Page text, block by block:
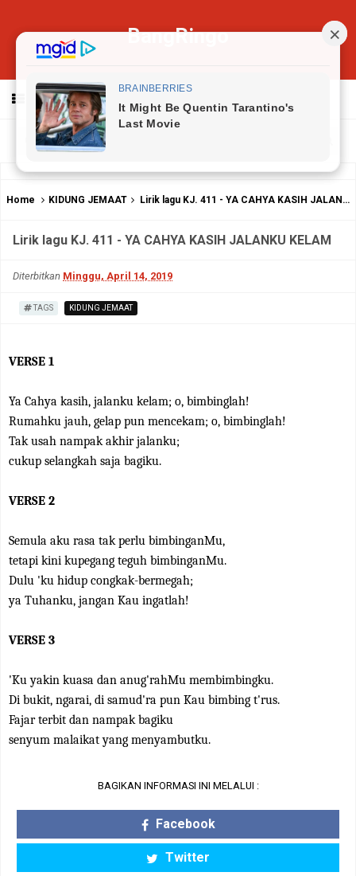
BangRingo
MENU
Home KIDUNG JEMAAT Lirik lagu KJ. 411 - YA CAHYA KASIH JALANKU KELAM
Lirik lagu KJ. 411 - YA CAHYA KASIH JALANKU KELAM
Diterbitkan Minggu, April 14, 2019
TAGS KIDUNG JEMAAT
VERSE 1
Ya Cahya kasih, jalanku kelam; o, bimbinglah!
Rumahku jauh, gelap pun mencekam; o, bimbinglah!
Tak usah nampak akhir jalanku;
cukup selangkah saja bagiku.
VERSE 2
Semula aku rasa tak perlu bimbinganMu,
tetapi kini kupegang teguh bimbinganMu.
Dulu 'ku hidup congkak-bermegah;
ya Tuhanku, jangan Kau ingatlah!
VERSE 3
'Ku yakin kuasa dan anug'rahMu membimbingku.
Di bukit, ngarai, di samud'ra pun Kau bimbing t'rus.
Fajar terbit dan nampak bagiku
senyum malaikat yang menyambutku.
BAGIKAN INFORMASI INI MELALUI :
Facebook
Twitter